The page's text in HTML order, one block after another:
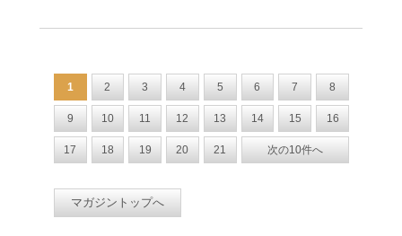
1 2 3 4 5 6 7 8
9 10 11 12 13 14 15 16
17 18 19 20 21 次の10件へ
マガジントップへ